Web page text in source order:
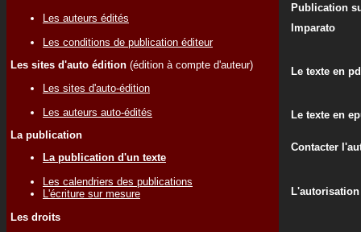
Les auteurs édités
Les conditions de publication éditeur
Les sites d'auto édition (édition à compte d'auteur)
Les sites d'auto-édition
Les auteurs auto-édités
La publication
La publication d'un texte
Les calendriers des publications
L'écriture sur mesure
Les droits
Publication
Imparato
Le texte en
Le texte en
Contacter
L'autorisation